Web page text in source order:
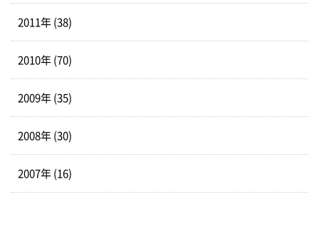
2011年 (38)
2010年 (70)
2009年 (35)
2008年 (30)
2007年 (16)